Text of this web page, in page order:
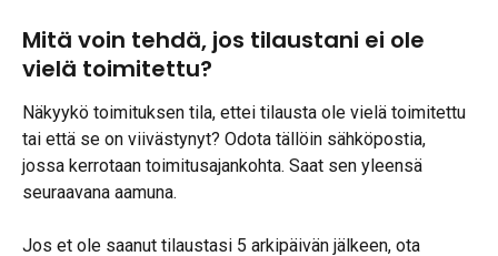
Mitä voin tehdä, jos tilaustani ei ole
vielä toimitettu?
Näkyykö toimituksen tila, ettei tilausta ole vielä toimitettu
tai että se on viivästynyt? Odota tällöin sähköpostia,
jossa kerrotaan toimitusajankohta. Saat sen yleensä
seuraavana aamuna.
Jos et ole saanut tilaustasi 5 arkipäivän jälkeen, ota